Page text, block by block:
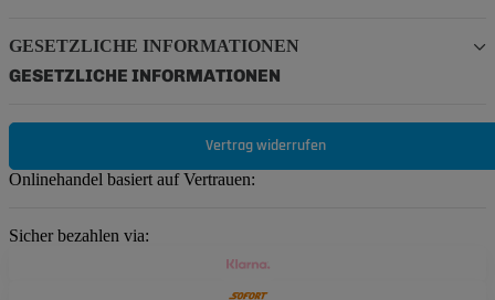
GESETZLICHE INFORMATIONEN
GESETZLICHE INFORMATIONEN
Vertrag widerrufen
Onlinehandel basiert auf Vertrauen:
Sicher bezahlen via: